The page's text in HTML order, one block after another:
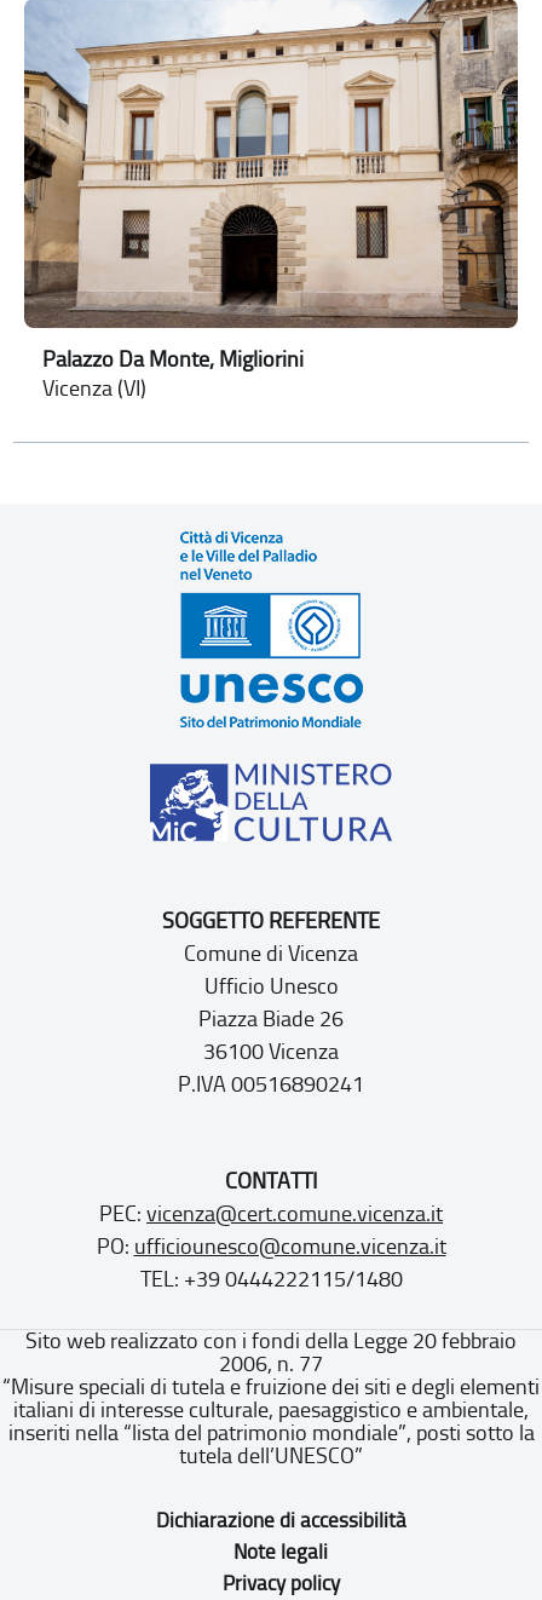
Palazzo Da Monte, Migliorini
Vicenza (VI)
SOGGETTO REFERENTE
Comune di Vicenza
Ufficio Unesco
Piazza Biade 26
36100 Vicenza
P.IVA 00516890241
CONTATTI
PEC: vicenza@cert.comune.vicenza.it
PO: ufficiounesco@comune.vicenza.it
TEL: +39 0444222115/1480
Sito web realizzato con i fondi della Legge 20 febbraio
2006, n. 77
“Misure speciali di tutela e fruizione dei siti e degli elementi
italiani di interesse culturale, paesaggistico e ambientale,
inseriti nella “lista del patrimonio mondiale”, posti sotto la
tutela dell’UNESCO”
Dichiarazione di accessibilità
Note legali
Privacy policy